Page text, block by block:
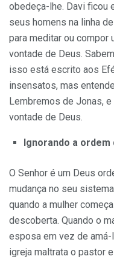
obedeça-lhe. Davi ficou
seus homens na linha
para meditar ou compor
vontade de Deus.
isso está escrito aos
insensatos, mas
Lembremos de Jonas,
vontade de Deus.
Ignorando a ordem
O Senhor é um Deus
mudança no seu
quando a mulher
descoberta. Quando o
esposa em vez de amá-
igreja maltra­ta o pastor